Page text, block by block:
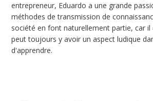
entrepreneur, Eduardo a une grande
méthodes de transmission de
société en font naturellement partie, car il
peut toujours y avoir un aspect ludique
d'apprendre.